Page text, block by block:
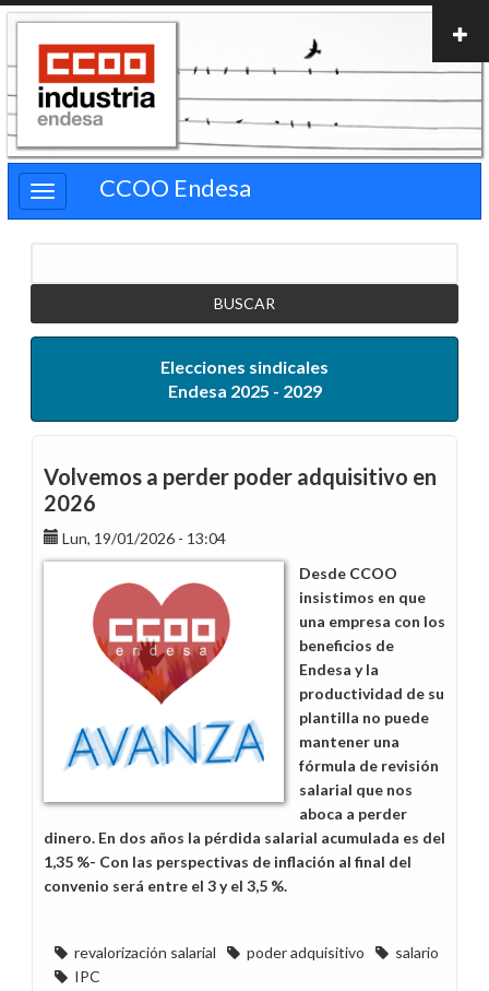
Pasar
contenido
principal
CCOO Endesa
Elecciones sindicales
Endesa 2025 - 2029
Volvemos a perder poder adquisitivo en
2026
Lun, 19/01/2026 - 13:04
Desde CCOO
insistimos en que
una empresa con los
beneficios de
Endesa y la
productividad de su
plantilla no puede
mantener una
fórmula de revisión
salarial que nos
aboca a perder
dinero. En dos años la pérdida salarial acumulada es del
1,35 %- Con las perspectivas de inflación al final del
convenio será entre el 3 y el 3,5 %.
revalorización salarial poder adquisitivo
salario
IPC